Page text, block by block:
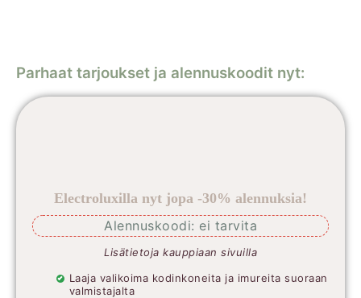
Parhaat tarjoukset ja alennuskoodit nyt:
Electroluxilla nyt jopa -30% alennuksia!
Alennuskoodi: ei tarvita
Lisätietoja kauppiaan sivuilla
Laaja valikoima kodinkoneita ja imureita suoraan
valmistajalta